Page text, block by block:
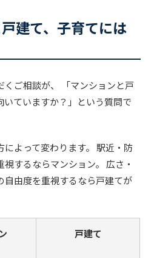
建て、子育てには
ご相談が、 「マンションと戸
ていますか？」という質問で
よって変わります。 駅近・防
するならマンション。 広さ・
自由度を重視するなら戸建てが
戸建て